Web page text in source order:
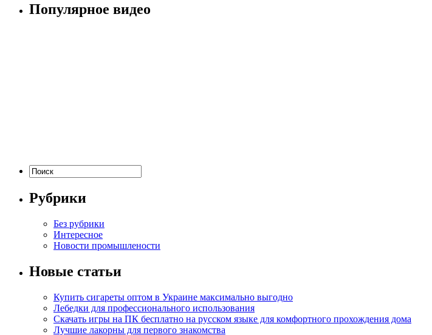
Популярное видео
Рубрики
Без рубрики
Интересное
Новости промышлености
Новые статьи
Купить сигареты оптом в Украине максимально выгодно
Лебедки для профессионального использования
Скачать игры на ПК бесплатно на русском языке для комфортного прохождения дома
Лучшие лакорны для первого знакомства